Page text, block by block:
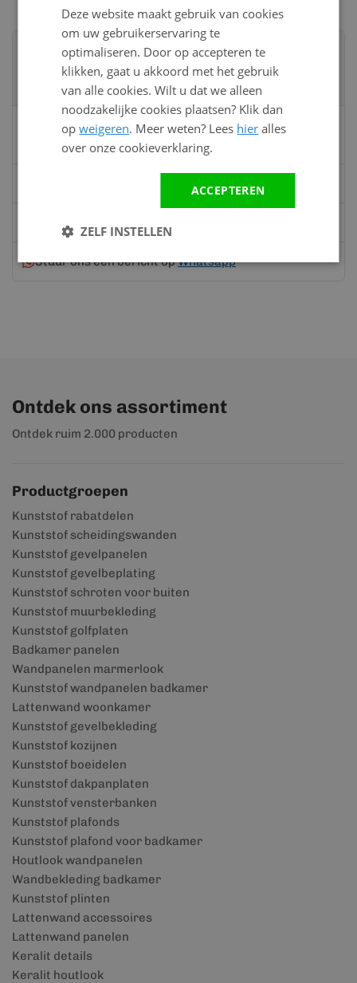
Advies nodig?
Neem contact op met een van onze
specialisten
Vandaag bereikbaar
van 08:00 tot 17:00 uur
info@kunststofbouwmateriaal.nl
Stuur ons een bericht opWhatsapp
Ontdek ons assortiment
Ontdek ruim 2.000 producten
Productgroepen
Kunststof rabatdelen
Kunststof scheidingswanden
Kunststof gevelpanelen
Kunststof gevelbeplating
Kunststof schroten voor buiten
Kunststof muurbekleding
Kunststof golfplaten
Badkamer panelen
Wandpanelen marmerlook
Kunststof wandpanelen badkamer
Lattenwand woonkamer
Kunststof gevelbekleding
Kunststof kozijnen
Kunststof boeidelen
Kunststof dakpanplaten
Kunststof vensterbanken
Kunststof plafonds
Kunststof plafond voor badkamer
Houtlook wandpanelen
Wandbekleding badkamer
Kunststof plinten
Lattenwand accessoires
Lattenwand panelen
Keralit details
Keralit houtlook
Deze website maakt gebruik van cookies
om uw gebruikerservaring te
optimaliseren. Door op accepteren te
klikken, gaat u akkoord met het gebruik
van alle cookies. Wilt u dat we alleen
noodzakelijke cookies plaatsen? Klik dan
opweigeren. Meer weten? Lees hier alles
over onze cookieverklaring.
ACCEPTEREN
ZELF INSTELLEN